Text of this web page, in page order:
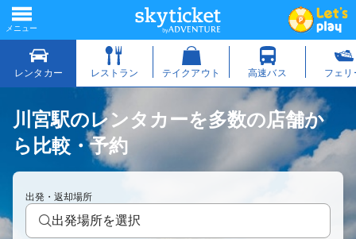
川宮駅のレンタカーを多数の店舗か
ら比較・予約
出発・返却場所
出発場所を選択